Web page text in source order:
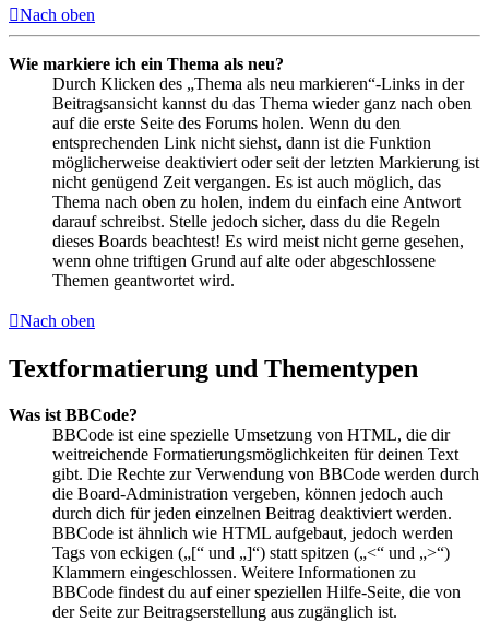
Nach oben
Wie markiere ich ein Thema als neu?
Durch Klicken des „Thema als neu markieren“-Links in der
Beitragsansicht kannst du das Thema wieder ganz nach oben
auf die erste Seite des Forums holen. Wenn du den
entsprechenden Link nicht siehst, dann ist die Funktion
möglicherweise deaktiviert oder seit der letzten Markierung ist
nicht genügend Zeit vergangen. Es ist auch möglich, das
Thema nach oben zu holen, indem du einfach eine Antwort
darauf schreibst. Stelle jedoch sicher, dass du die Regeln
dieses Boards beachtest! Es wird meist nicht gerne gesehen,
wenn ohne triftigen Grund auf alte oder abgeschlossene
Themen geantwortet wird.
Nach oben
Textformatierung und Thementypen
Was ist BBCode?
BBCode ist eine spezielle Umsetzung von HTML, die dir
weitreichende Formatierungsmöglichkeiten für deinen Text
gibt. Die Rechte zur Verwendung von BBCode werden durch
die Board-Administration vergeben, können jedoch auch
durch dich für jeden einzelnen Beitrag deaktiviert werden.
BBCode ist ähnlich wie HTML aufgebaut, jedoch werden
Tags von eckigen („[“ und „]“) statt spitzen („<“ und „>“)
Klammern eingeschlossen. Weitere Informationen zu
BBCode findest du auf einer speziellen Hilfe-Seite, die von
der Seite zur Beitragserstellung aus zugänglich ist.